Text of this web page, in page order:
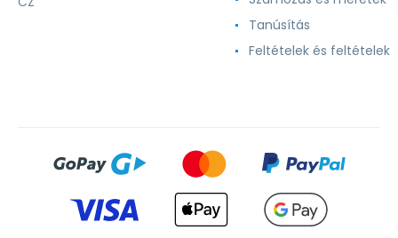
Tanúsítás
Feltételek és feltételek